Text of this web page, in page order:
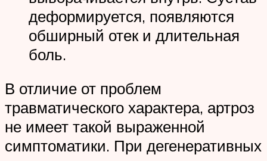
деформируется, появляются
обширный отек и длительная
боль.
В отличие от проблем
травматического характера, артроз
не имеет такой выраженной
симптоматики. При дегенеративных